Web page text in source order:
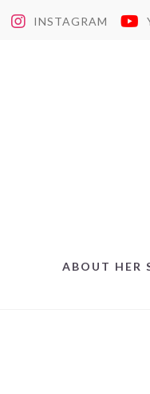
INSTAGRAM
ABOUT HER